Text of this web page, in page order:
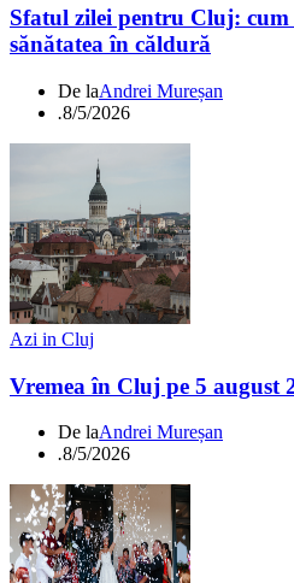
Sfatul zilei pentru Cluj: cum
sănătatea în căldură
De laAndrei Mureșan
.8/5/2026
Azi in Cluj
Vremea în Cluj pe 5 august
De laAndrei Mureșan
.8/5/2026